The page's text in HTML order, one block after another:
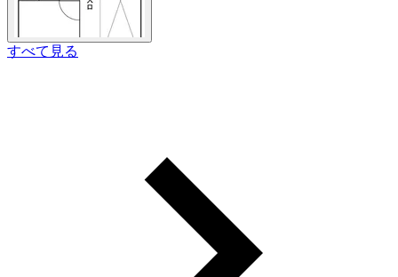
すべて見る